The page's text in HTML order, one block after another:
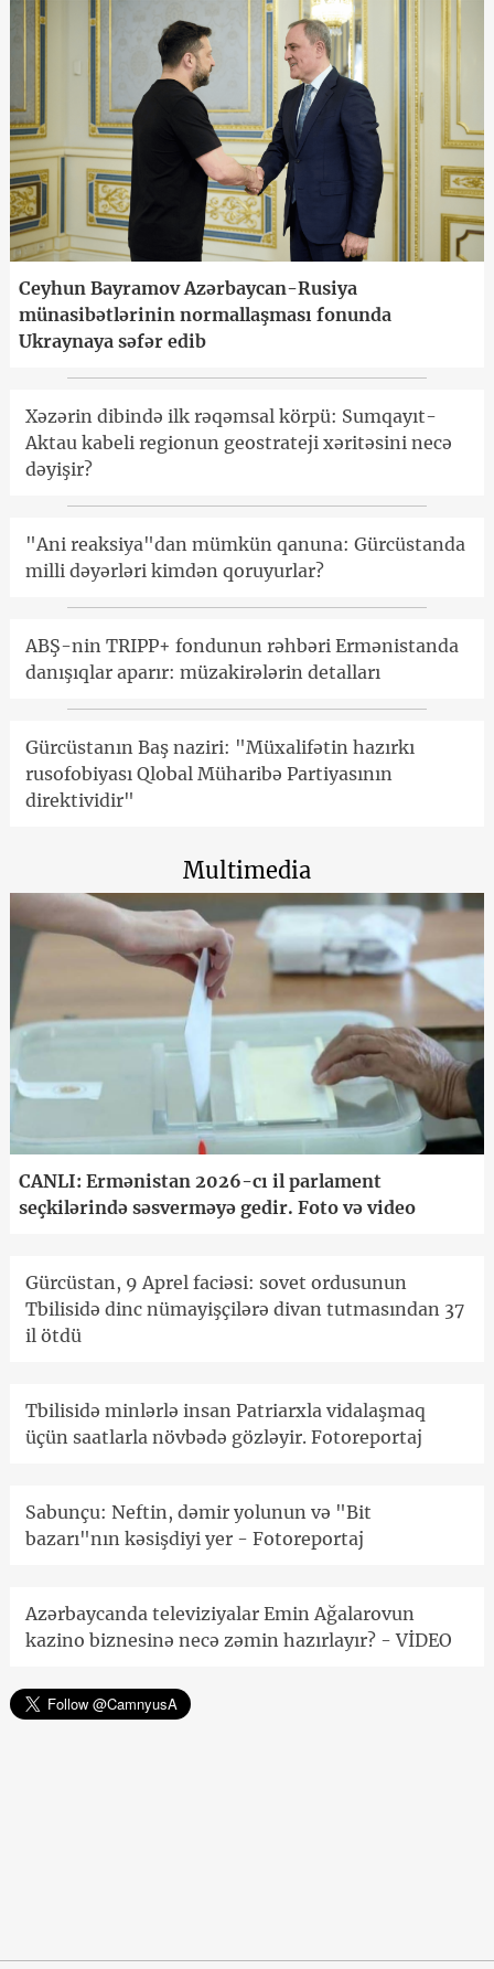
Ceyhun Bayramov Azərbaycan-Rusiya
münasibətlərinin normallaşması fonunda
Ukraynaya səfər edib
Xəzərin dibində ilk rəqəmsal körpü: Sumqayıt-
Aktau kabeli regionun geostrateji xəritəsini necə
dəyişir?
"Ani reaksiya"dan mümkün qanuna: Gürcüstanda
milli dəyərləri kimdən qoruyurlar?
ABŞ-nin TRIPP+ fondunun rəhbəri Ermənistanda
danışıqlar aparır: müzakirələrin detalları
Gürcüstanın Baş naziri: "Müxalifətin hazırkı
rusofobiyası Qlobal Müharibə Partiyasının
direktividir"
Multimedia
CANLI: Ermənistan 2026-cı il parlament
seçkilərində səsverməyə gedir. Foto və video
Gürcüstan, 9 Aprel faciəsi: sovet ordusunun
Tbilisidə dinc nümayişçilərə divan tutmasından 37
il ötdü
Tbilisidə minlərlə insan Patriarxla vidalaşmaq
üçün saatlarla növbədə gözləyir. Fotoreportaj
Sabunçu: Neftin, dəmir yolunun və "Bit
bazarı"nın kəsişdiyi yer - Fotoreportaj
Azərbaycanda televiziyalar Emin Ağalarovun
kazino biznesinə necə zəmin hazırlayır? - VİDEO